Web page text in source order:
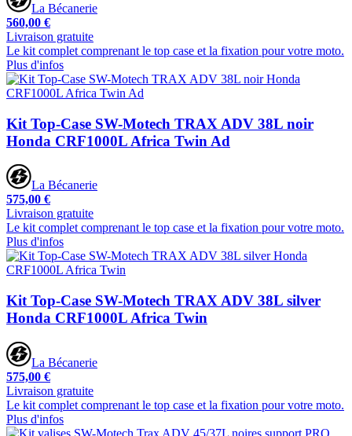
La Bécanerie
560,00 €
Livraison gratuite
Le kit complet comprenant le top case et la fixation pour votre moto.
Plus d'infos
Kit Top-Case SW-Motech TRAX ADV 38L noir
Honda CRF1000L Africa Twin Ad
La Bécanerie
575,00 €
Livraison gratuite
Le kit complet comprenant le top case et la fixation pour votre moto.
Plus d'infos
Kit Top-Case SW-Motech TRAX ADV 38L silver
Honda CRF1000L Africa Twin
La Bécanerie
575,00 €
Livraison gratuite
Le kit complet comprenant le top case et la fixation pour votre moto.
Plus d'infos